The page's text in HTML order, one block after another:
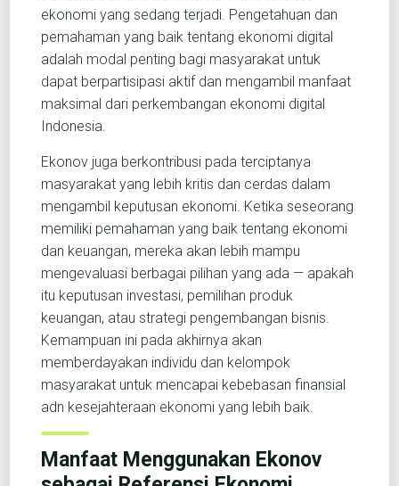
ekonomi yang sedang terjadi. Pengetahuan dan
pemahaman yang baik tentang ekonomi digital
adalah modal penting bagi masyarakat untuk
dapat berpartisipasi aktif dan mengambil manfaat
maksimal dari perkembangan ekonomi digital
Indonesia.
Ekonov juga berkontribusi pada terciptanya
masyarakat yang lebih kritis dan cerdas dalam
mengambil keputusan ekonomi. Ketika seseorang
memiliki pemahaman yang baik tentang ekonomi
dan keuangan, mereka akan lebih mampu
mengevaluasi berbagai pilihan yang ada — apakah
itu keputusan investasi, pemilihan produk
keuangan, atau strategi pengembangan bisnis.
Kemampuan ini pada akhirnya akan
memberdayakan individu dan kelompok
masyarakat untuk mencapai kebebasan finansial
adn kesejahteraan ekonomi yang lebih baik.
Manfaat Menggunakan Ekonov